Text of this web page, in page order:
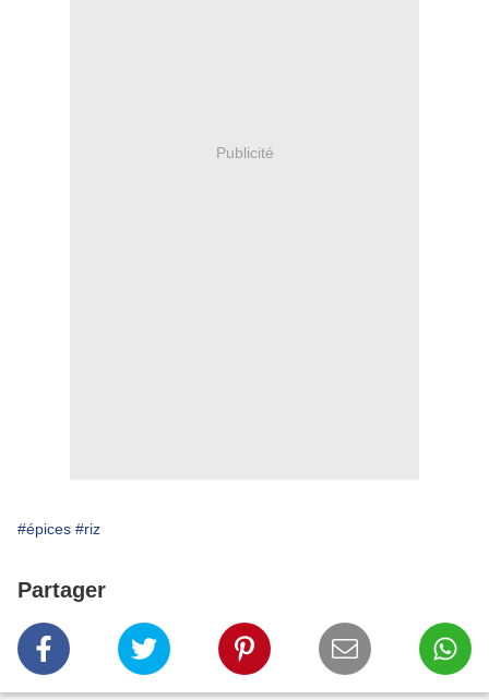
Publicité
#épices #riz
Partager